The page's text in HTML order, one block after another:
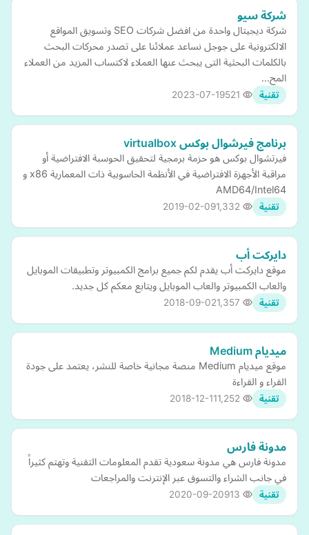
شركة سيو
شركة ديجيتال واحدة من افضل شركات SEO وتسويق المواقع
الالكترونية على جوجل نساعد عملائنا على تصدر محركات البحث
بالكلمات البحثية التى يبحث عنها العملاء لاكتساب المزيد من العملاء
المح…
تقنية 2023-07-19
برنامج فيرشوال بوكس virtualbox
فيرتشوال بوكس هو حزمة برمجية لتحقيق الحوسبة الافتراضية أو
مراقبة الأجهزة الافتراضية في الأنظمة الحاسوبية ذات المعمارية x86 و
AMD64/Intel64
تقنية 2019-02-09
دايركت أب
موقع دايركت أب يقدم لكم جميع برامج الكمبيوتر وتطبيقات الموبايل
والعاب الكمبيوتر والعاب الموبايل ويتابع معكم كل جديد.
تقنية 2018-09-02
ميديام Medium
موقع ميديام Medium منصة مجانية خاصة للنشر، يعتمد على جودة
القراء و القراءة
تقنية 2018-12-11
مدونة فارس
مدونة فارس هي مدونة سعودية تقدم المعلومات التقنية وتهتم كثيراً
في جانب الشراء والتسوق عبر الإنترنت والمراجعات
تقنية 2020-09-20